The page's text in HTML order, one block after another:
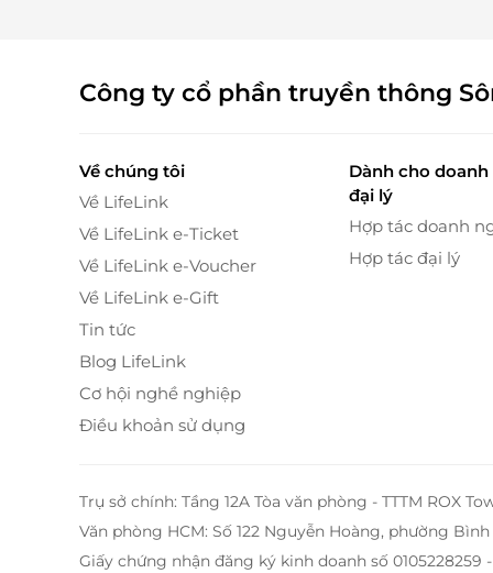
Sài Gòn, đặc biệt là vào ban đêm khi thành
bạn thư giãn, ngắm nhìn sự sôi động và
căng thẳng.
Công ty cổ phần truyền thông
Về chúng tôi
Về LifeLink
Về LifeLink e-Ticket
Về LifeLink e-Voucher
Về LifeLink e-Gift
Tin tức
Blog LifeLink
Cơ hội nghề nghiệp
Điều khoản sử dụng
Dành cho
đại lý
Hợp tác doanh
Hợp tác đại lý
Trụ sở chính: Tầng 12A Tòa văn phòng - TTTM ROX
Văn phòng HCM: Số 122 Nguyễn Hoàng, phường
Giấy chứng nhận đăng ký kinh doanh số